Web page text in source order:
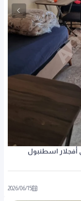
أفجلار اسطنبول
2026/06/15